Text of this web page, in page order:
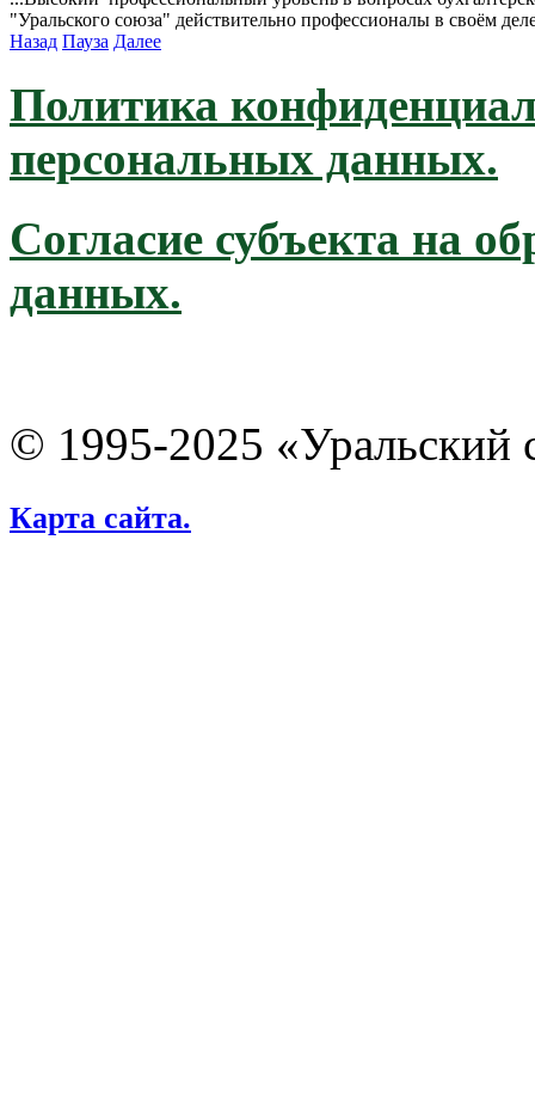
уровнем компетенции...Рекомендуем Вашу компанию в
"Уральского союза" действительно профессионалы в своём
Назад Пауза Далее
Политика
персональных данных.
Согласие субъекта на
данных.
© 1995-2025 «Уральский
Карта сайта.